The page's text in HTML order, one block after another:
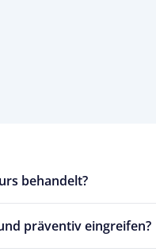
behandelt?
präventiv eingreifen?